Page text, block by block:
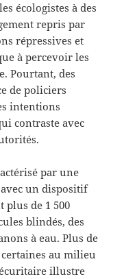
écologistes à des
repris par
répressives et
à percevoir les
Pourtant, des
de policiers
intentions
contraste avec
par une
un dispositif
de 1 500
blindés, des
à eau. Plus de
au milieu
illustre